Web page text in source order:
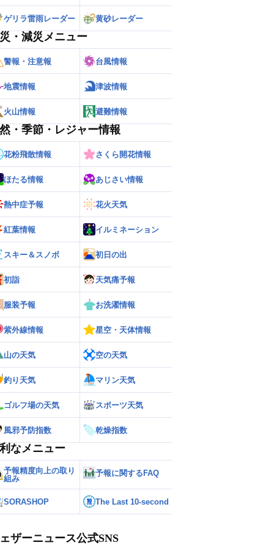
ゲリラ雷雨レーダー 黄砂レーダー
・減災メニュー
警報・注意報 台風情報
地震情報 津波情報
火山情報 避難情報
・季節・レジャー情報
花粉飛散情報 さくら開花情報
ほたる情報 あじさい情報
熱中症予報 花火天気
紅葉情報 イルミネーション
スキー＆スノボ 初日の出
初詣 天気痛予報
服装予報 お洗濯情報
紫外線情報 星空・天体情報
山の天気 空の天気
釣り天気 マリン天気
ゴルフ場の天気 スポーツ天気
風邪予防指数 乾燥指数
なメニュー
予報精度向上の取り
組み
予報に関するFAQ
SORASHOP The Last 10-second
ザーニュース公式SNS